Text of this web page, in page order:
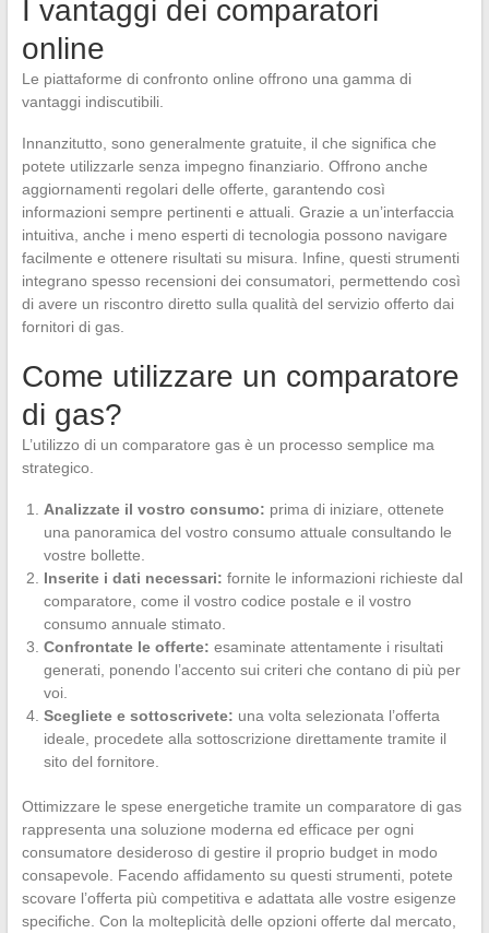
I vantaggi dei comparatori
online
Le piattaforme di confronto online offrono una gamma di
vantaggi indiscutibili.
Innanzitutto, sono generalmente gratuite, il che significa che
potete utilizzarle senza impegno finanziario. Offrono anche
aggiornamenti regolari delle offerte, garantendo così
informazioni sempre pertinenti e attuali. Grazie a un’interfaccia
intuitiva, anche i meno esperti di tecnologia possono navigare
facilmente e ottenere risultati su misura. Infine, questi strumenti
integrano spesso recensioni dei consumatori, permettendo così
di avere un riscontro diretto sulla qualità del servizio offerto dai
fornitori di gas.
Come utilizzare un comparatore
di gas?
L’utilizzo di un comparatore gas è un processo semplice ma
strategico.
Analizzate il vostro consumo: prima di iniziare, ottenete
una panoramica del vostro consumo attuale consultando le
vostre bollette.
Inserite i dati necessari: fornite le informazioni richieste dal
comparatore, come il vostro codice postale e il vostro
consumo annuale stimato.
Confrontate le offerte: esaminate attentamente i risultati
generati, ponendo l’accento sui criteri che contano di più per
voi.
Scegliete e sottoscrivete: una volta selezionata l’offerta
ideale, procedete alla sottoscrizione direttamente tramite il
sito del fornitore.
Ottimizzare le spese energetiche tramite un comparatore di gas
rappresenta una soluzione moderna ed efficace per ogni
consumatore desideroso di gestire il proprio budget in modo
consapevole. Facendo affidamento su questi strumenti, potete
scovare l’offerta più competitiva e adattata alle vostre esigenze
specifiche. Con la molteplicità delle opzioni offerte dal mercato,